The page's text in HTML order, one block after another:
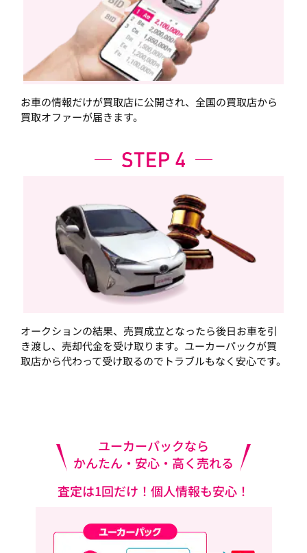
お車の情報だけが買取店に公開され、全国の買取店から
買取オファーが届きます。
オークションの結果、売買成立となったら後日お車を引
き渡し、売却代金を受け取ります。ユーカーパックが買
取店から代わって受け取るのでトラブルもなく安心です。
ユーカーパックなら
かんたん・安心・高く売れる
査定は1回だけ！個人情報も安心！